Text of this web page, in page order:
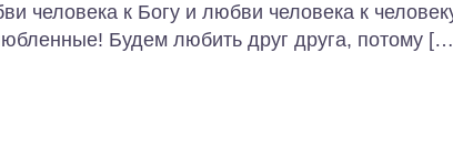
человека к Богу и любви человека к
Будем любить друг друга, потому